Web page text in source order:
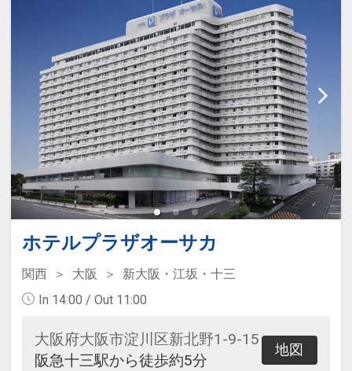
ホテルプラザオーサカ
関西 大阪
新大阪・江坂・十三
In 14:00 / Out 11:00
大阪府大阪市淀川区新北野1-9-15
阪急十三駅から徒歩約5分
地図